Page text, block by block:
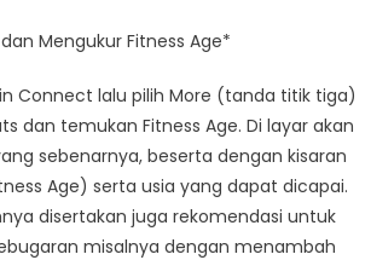
Mengukur Fitness Age*
Connect lalu pilih More (tanda titik tiga)
dan temukan Fitness Age. Di layar akan
sebenarnya, beserta dengan kisaran
Age) serta usia yang dapat dicapai.
disertakan juga rekomendasi untuk
misalnya dengan menambah